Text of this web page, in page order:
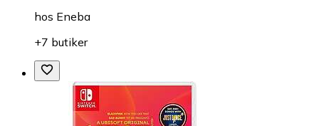
hos Eneba
+7 butiker